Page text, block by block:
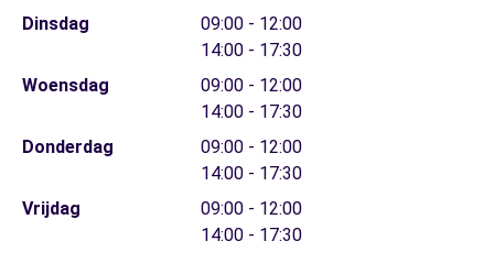
Dinsdag
09:00 - 12:00
14:00 - 17:30
Woensdag
09:00 - 12:00
14:00 - 17:30
Donderdag
09:00 - 12:00
14:00 - 17:30
Vrijdag
09:00 - 12:00
14:00 - 17:30